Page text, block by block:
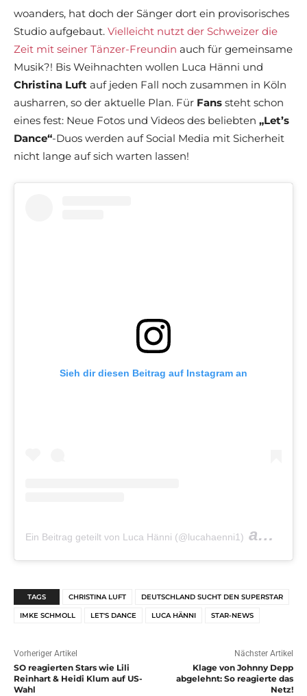
woanders, hat doch der Sänger dort ein provisorisches
Studio aufgebaut. Vielleicht nutzt der Schweizer die
Zeit mit seiner Tänzer-Freundin auch für gemeinsame
Musik?! Bis Weihnachten wollen Luca Hänni und
Christina Luft auf jeden Fall noch zusammen in Köln
ausharren, so der aktuelle Plan. Für Fans steht schon
eines fest: Neue Fotos und Videos des beliebten „Let’s
Dance“-Duos werden auf Social Media mit Sicherheit
nicht lange auf sich warten lassen!
Sieh dir diesen Beitrag auf Instagram an
Ein Beitrag geteilt von Luca Hänni (@lucahaenni1) am
TAGS CHRISTINA LUFT DEUTSCHLAND SUCHT DEN SUPERSTAR
IMKE SCHMOLL LET'S DANCE LUCA HÄNNI STAR-NEWS
Vorheriger Artikel
SO reagierten Stars wie Lili
Reinhart & Heidi Klum auf US-
Wahl
Nächster Artikel
Klage von Johnny Depp
abgelehnt: So reagierte das
Netz!